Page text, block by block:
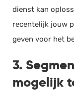
dienst kan
recentelijk jouw
geven voor het
3.
mogelijk